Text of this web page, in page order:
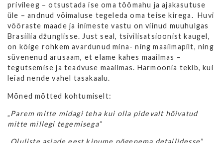
privileeg – otsustada ise oma töömahu ja ajakasutuse
üle – andnud võimaluse tegeleda oma teise kirega. Huvi
võõraste maade ja inimeste vastu on viinud muuhulgas
Brasiilia džunglisse. Just seal, tsivilisatsioonist kaugel,
on kõige rohkem avardunud mina- ning maailmapilt, ning
süvenenud arusaam, et elame kahes maailmas –
tegutsemise ja teadvuse maailmas. Harmoonia tekib, kui
leiad nende vahel tasakaalu.
Mõned mõtted kohtumiselt:
„Parem mitte midagi teha kui olla pidevalt hõivatud
mitte millegi tegemisega”